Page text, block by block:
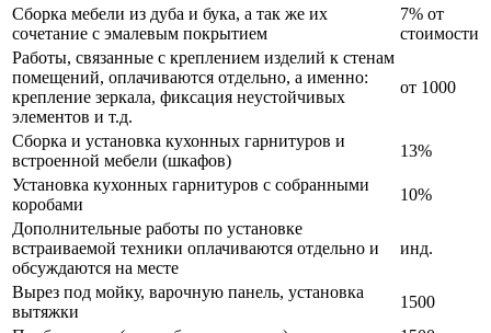
Сборка мебели из дуба и бука, а так же их
сочетание с эмалевым покрытием
7% от
стоимости
Работы, связанные с креплением изделий к стенам
помещений, оплачиваются отдельно, а именно:
крепление зеркала, фиксация неустойчивых
элементов и т.д.
от 1000
Сборка и установка кухонных гарнитуров и
встроенной мебели (шкафов)
13%
Установка кухонных гарнитуров с собранными
коробами
10%
Дополнительные работы по установке
встраиваемой техники оплачиваются отдельно и
обсуждаются на месте
инд.
Вырез под мойку, варочную панель, установка
вытяжки
1500